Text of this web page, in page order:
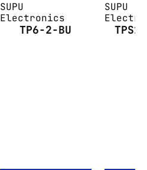
SUPU
Electronics
TP6-2-BU
SUPU